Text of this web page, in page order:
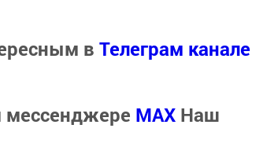
в Телеграм канале
мессенджере MАХ Наш